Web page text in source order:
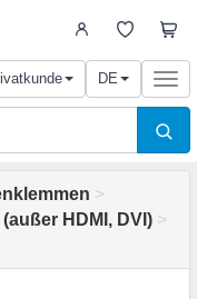
DE
>
HDMI, DVI) >